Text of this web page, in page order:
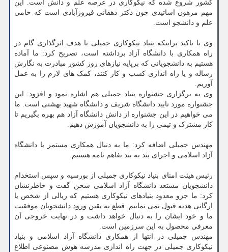
کشور شروع شده که نیکوکاری در عرصه علم و دانش است. این
مهم مرهون اساتیدی چون دکتر دهقانی فیروزآبادی است که حامی
علم و دانشجو است.
وی با تاکید براینکه بنیاد نیکوکاری جمیلی با هدف اثرگذاری گام در
راه همکاری با دانشگاه آزاد برداشته است، تصریح کرد: ما آماده
هستیم به دانشجویانی که برپایه نیازهای روز کشور مبادرت به نگارش
رساله و یا راه اندازی کسب و کار کنند، کمک های لازم را به عمل
آوریم.
وی به برگزاری جشنواره بنیاد جمیلی هم اشاره نمود و افزود: این
جشنواره مورد تایید دانشگاه شریف و دانشگاه شهید بهشتی است. ما
می خواهیم در این جشنواره از دانش دانشگاه آزاد هم بهره بگیریم تا
کار مشترک و تیمی را به دانشجویان آموزش دهیم.
مهندس جمیلی اضافه کرد: ما به دنبال همکاری مستمر با دانشگاه
آزاد اسلامی و اجرای بند به بند تفاهم نامه هستیم.
رئیس هیئت امنای بنیاد نیکوکاری جمیلی از بورسیه و سپس استخدام
دانشجویان مستعد دانشگاه آزاد اسلامی سخن گفت و خاطرنشان
کرد: ما جزو معدود بنیادهای نیکوکاری هستیم که ریالی از شخص یا
ارگانی هدیه قبول نمی نماییم. قطع به یقین ورود دانشجویان موفقیت
ما و خود ایشان را به دنبال خواهد داشت و در نهایت خروجی آن
معرفی محصول به این سرزمین است.
مهندس جمیلی در انتها از همکاری دانشگاه آزاد اسلامی و بنیاد
نیکوکاری جمیلی در جهت راه اندازی مدرسه هوش مصنوعی اطلاع